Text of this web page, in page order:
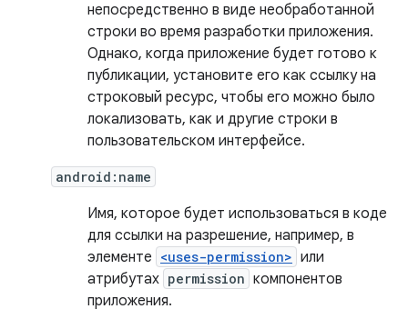
непосредственно в виде необработанной
строки во время разработки приложения.
Однако, когда приложение будет готово к
публикации, установите его как ссылку на
строковый ресурс, чтобы его можно было
локализовать, как и другие строки в
пользовательском интерфейсе.
android:name
Имя, которое будет использоваться в коде
для ссылки на разрешение, например, в
элементе <uses-permission> или
атрибутах permission компонентов
приложения.